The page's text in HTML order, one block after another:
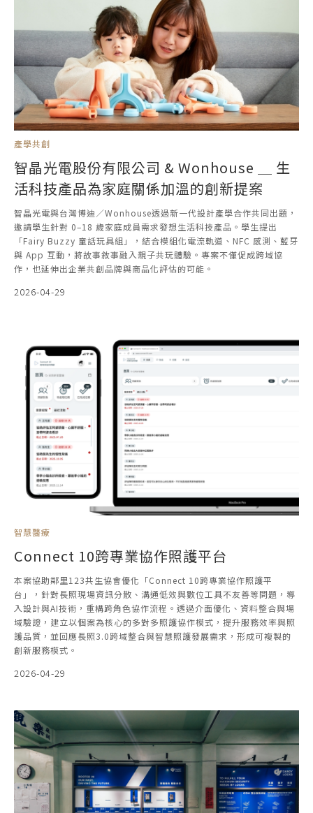
產學共創
智晶光電股份有限公司 & Wonhouse ＿ 生
活科技產品為家庭關係加溫的創新提案
智晶光電與台灣博迪／Wonhouse透過新一代設計產學合作共同出題，
邀請學生針對 0–18 歲家庭成員需求發想生活科技產品。學生提出
「Fairy Buzzy 童話玩具組」，結合模組化電流軌道、NFC 感測、藍牙
與 App 互動，將故事敘事融入親子共玩體驗。專案不僅促成跨域協
作，也延伸出企業共創品牌與商品化評估的可能。
2026-04-29
智慧醫療
Connect 10跨專業協作照護平台
本案協助鄰里123共生協會優化「Connect 10跨專業協作照護平
台」，針對長照現場資訊分散、溝通低效與數位工具不友善等問題，導
入設計與AI技術，重構跨角色協作流程。透過介面優化、資料整合與場
域驗證，建立以個案為核心的多對多照護協作模式，提升服務效率與照
護品質，並回應長照3.0跨域整合與智慧照護發展需求，形成可複製的
創新服務模式。
2026-04-29